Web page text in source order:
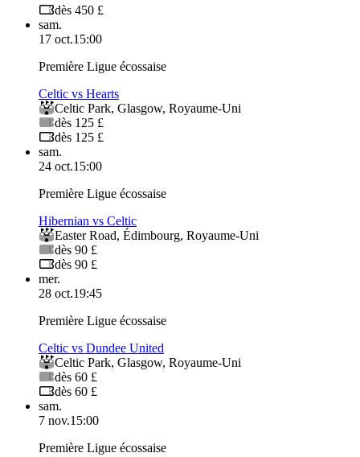
dès 450 £
sam.
17 oct.15:00
Première Ligue écossaise
Celtic vs Hearts
Celtic Park, Glasgow, Royaume-Uni
dès 125 £
dès 125 £
sam.
24 oct.15:00
Première Ligue écossaise
Hibernian vs Celtic
Easter Road, Édimbourg, Royaume-Uni
dès 90 £
dès 90 £
mer.
28 oct.19:45
Première Ligue écossaise
Celtic vs Dundee United
Celtic Park, Glasgow, Royaume-Uni
dès 60 £
dès 60 £
sam.
7 nov.15:00
Première Ligue écossaise